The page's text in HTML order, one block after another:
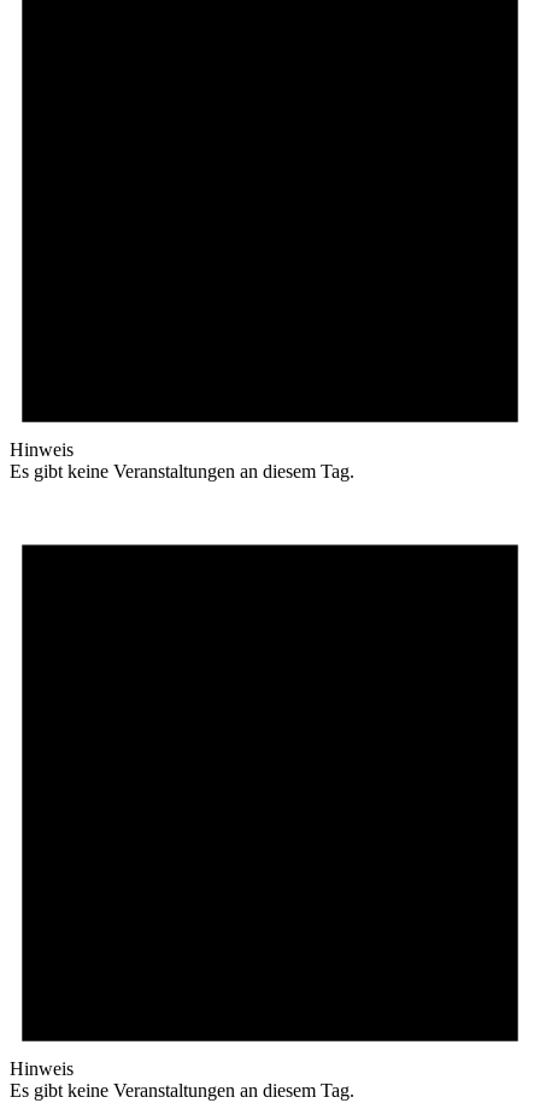
Hinweis
Es gibt keine Veranstaltungen an diesem Tag.
Hinweis
Es gibt keine Veranstaltungen an diesem Tag.